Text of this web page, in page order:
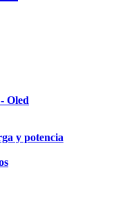
Oled
y potencia